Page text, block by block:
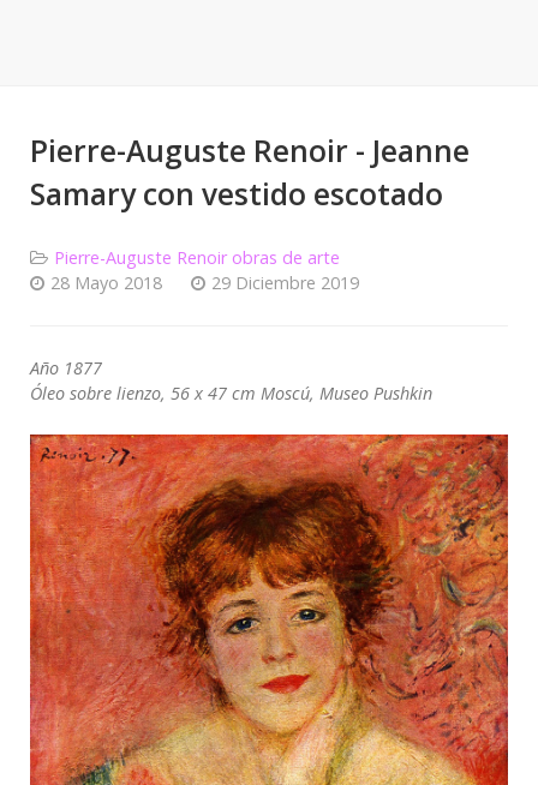
Pierre-Auguste Renoir - Jeanne
Samary con vestido escotado
Pierre-Auguste Renoir obras de arte
28 Mayo 2018
29 Diciembre 2019
Año 1877
Óleo sobre lienzo, 56 x 47 cm Moscú, Museo Pushkin